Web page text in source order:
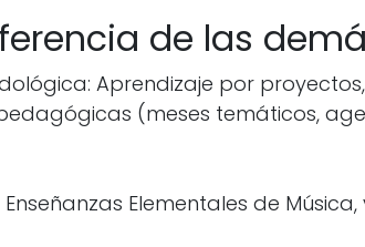
de las
Aprendizaje por
pedagógicas (meses temáticos,
Elementales de